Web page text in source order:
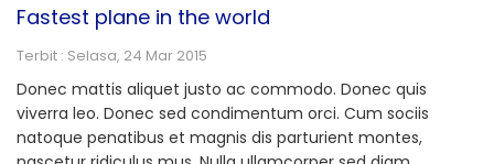
Fastest plane in the world
Terbit : Selasa, 24 Mar 2015
Donec mattis aliquet justo ac commodo. Donec quis
viverra leo. Donec sed condimentum orci. Cum sociis
natoque penatibus et magnis dis parturient montes,